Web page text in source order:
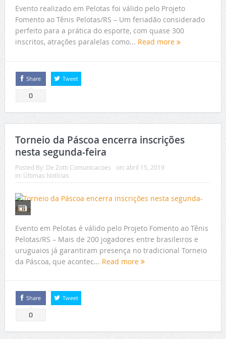
Evento realizado em Pelotas foi válido pelo Projeto
Fomento ao Tênis Pelotas/RS – Um feriadão considerado
perfeito para a prática do esporte, com quase 300
inscritos, atrações paralelas como... Read more
Share
0
Tweet
Torneio da Páscoa encerra inscrições
nesta segunda-feira
Posted By: De Zotti Comunicacoes on: abril 15, 2019
In: Últimas Notícias
Evento em Pelotas é válido pelo Projeto Fomento ao Tênis
Pelotas/RS – Mais de 200 jogadores entre brasileiros e
uruguaios já garantiram presença no tradicional Torneio
da Páscoa, que acontec... Read more
Share
0
Tweet